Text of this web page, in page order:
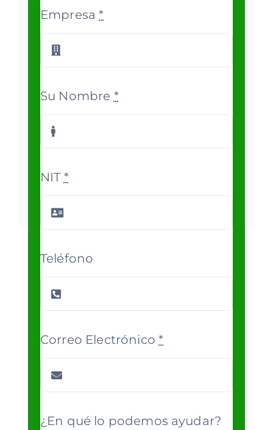
Empresa*
Su Nombre *
NIT *
Teléfono
Correo Electrónico *
¿En qué lo podemos ayudar?